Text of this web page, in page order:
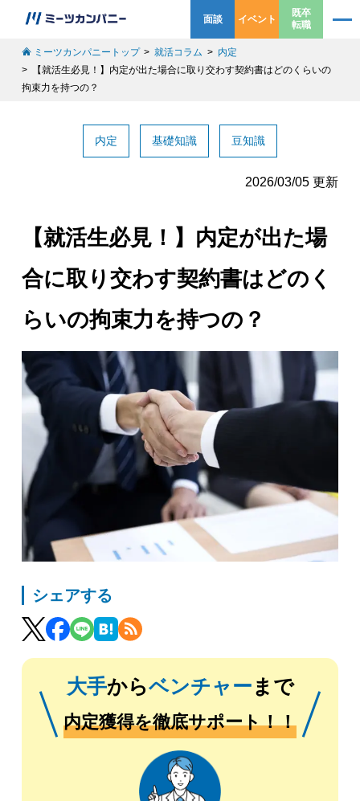
面談 イベント
既卒
転職
ミーツカンパニートップ 就活コラム
内定
【就活生必見！】内定が出た場合に取り交わす契約書はどのくらいの
拘束力を持つの？
内定 基礎知識 豆知識
2026/03/05 更新
【就活生必見！】内定が出た場
合に取り交わす契約書はどのく
らいの拘束力を持つの？
シェアする
大手からベンチャー まで
内定獲得を徹底サポート！！